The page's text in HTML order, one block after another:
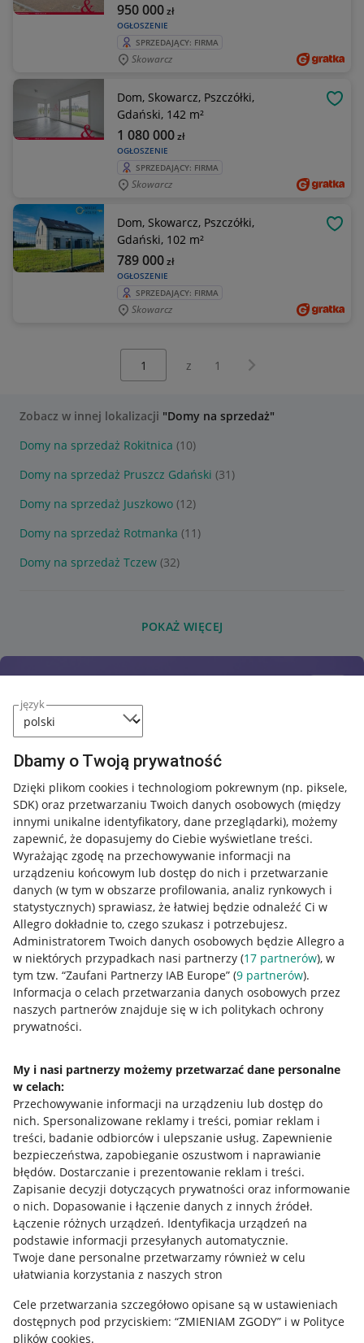
język
Dbamy o Twoją prywatność
Dzięki plikom cookies i technologiom pokrewnym (np. piksele,
SDK) oraz przetwarzaniu Twoich danych osobowych (między
innymi unikalne identyfikatory, dane przeglądarki), możemy
zapewnić, że dopasujemy do Ciebie wyświetlane treści.
Wyrażając zgodę na przechowywanie informacji na
urządzeniu końcowym lub dostęp do nich i przetwarzanie
danych (w tym w obszarze profilowania, analiz rynkowych i
statystycznych) sprawiasz, że łatwiej będzie odnaleźć Ci w
Allegro dokładnie to, czego szukasz i potrzebujesz.
Administratorem Twoich danych osobowych będzie Allegro a
w niektórych przypadkach nasi partnerzy (17 partnerów), w
tym tzw. “Zaufani Partnerzy IAB Europe” (9 partnerów).
Informacja o celach przetwarzania danych osobowych przez
naszych partnerów znajduje się w ich politykach ochrony
prywatności.
My i nasi partnerzy możemy przetwarzać dane personalne
w celach:
Przechowywanie informacji na urządzeniu lub dostęp do
nich. Spersonalizowane reklamy i treści, pomiar reklam i
treści, badanie odbiorców i ulepszanie usług. Zapewnienie
bezpieczeństwa, zapobieganie oszustwom i naprawianie
błędów. Dostarczanie i prezentowanie reklam i treści.
Zapisanie decyzji dotyczących prywatności oraz informowanie
o nich. Dopasowanie i łączenie danych z innych źródeł.
Łączenie różnych urządzeń. Identyfikacja urządzeń na
podstawie informacji przesyłanych automatycznie.
Twoje dane personalne przetwarzamy również w celu
ułatwiania korzystania z naszych stron
Cele przetwarzania szczegółowo opisane są w ustawieniach
dostępnych pod przyciskiem: “ZMIENIAM ZGODY” i w Polityce
plików cookies.
OGŁOSZENIE
950 000zł
SPRZEDAJĄCY: FIRMA
Skowarcz
Dom, Skowarcz, Pszczółki,
Gdański, 142 m²
OGŁOSZENIE
1 080 000zł
SPRZEDAJĄCY: FIRMA
Skowarcz
Dom, Skowarcz, Pszczółki,
Gdański, 102 m²
OGŁOSZENIE
789 000zł
SPRZEDAJĄCY: FIRMA
Skowarcz
z 1 Następna strona
Zobacz w innej lokalizacji "Domy na sprzedaż"
Domy na sprzedaż Rokitnica (10)
Domy na sprzedaż Pruszcz Gdański (31)
Domy na sprzedaż Juszkowo (12)
Domy na sprzedaż Rotmanka (11)
Domy na sprzedaż Tczew (32)
POKAŻ WIĘCEJ
Przydatne informacje
Jak to działa
Allegro Gadane dla sprzedających
Allegro Gadane dla kupujących
Mapa miejscowości
Informacje prawne
Regulamin
Polityka plików "cookies"
Ustawienia plików "cookies"
Udostępnianie lokalizacji
Informacje dla Aktu o Usługach Cyfrowych